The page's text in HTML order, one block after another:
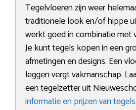
Tegelvloeren zijn weer
traditionele look en/of hippe
werkt goed in combinatie met
Je kunt tegels kopen in een
afmetingen en designs. Een
leggen vergt vakmanschap.
een tegelzetter uit
informatie en prijzen van